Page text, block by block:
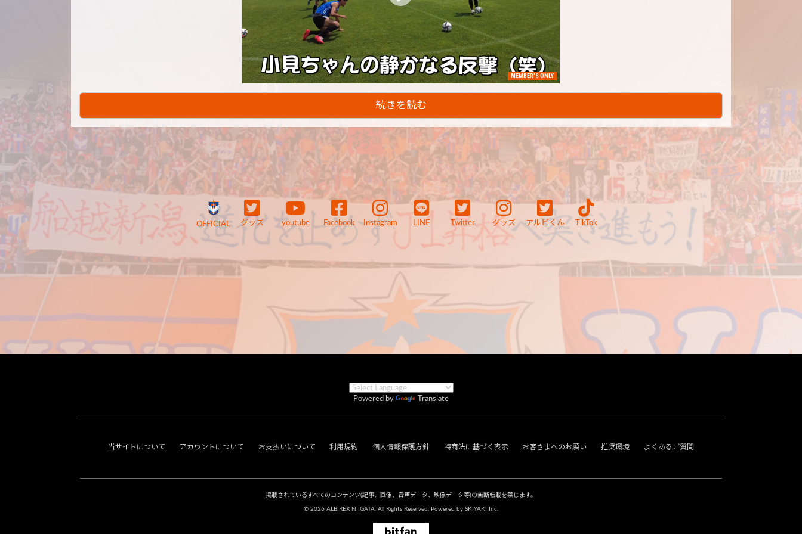
MEMBER'S ONLY
続きを読む
OFFICIAL グッズ youtube Facebook Instagram LINE Twitter グッズ アルビくん TikTok
Powered by Translate
当サイトについて アカウントについて お支払いについて 利用規約 個人情報保護方針 特商法に基づく表示 お客さまへのお願い 推奨環境 よくあるご質問
掲載されているすべてのコンテンツ(記事、画像、音声データ、映像データ等)の無断転載を禁じます。
© 2026 ALBIREX NIIGATA. All Rights Reserved. Powered by SKIYAKI Inc.